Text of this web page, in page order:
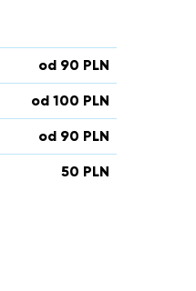
od 90 PLN
od 100 PLN
od 90 PLN
50 PLN